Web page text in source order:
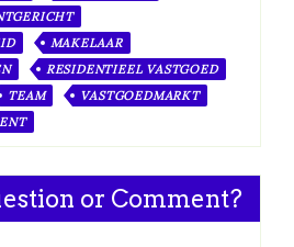
MAKELAAR
RESIDENTIEEL VASTGOED
TEAM
VASTGOEDMARKT
or Comment?